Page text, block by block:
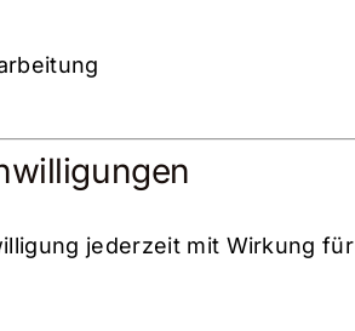
jederzeit mit Wirkung